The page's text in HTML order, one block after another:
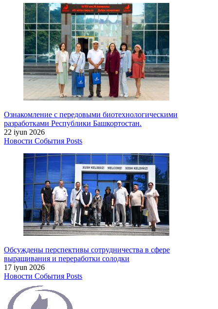
Ознакомление с передовыми биотехнологическими
разработками Республики Башкортостан.
22 iyun 2026
Новости События Posts
Обсуждены перспективы сотрудничества в сфере
выращивания и переработки солодки
17 iyun 2026
Новости События Posts